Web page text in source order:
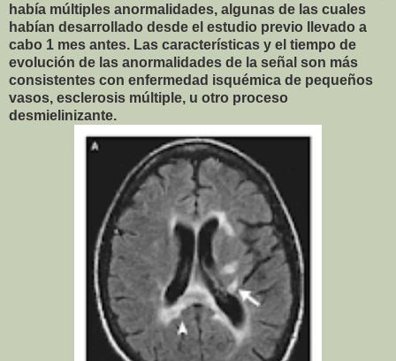
había múltiples anormalidades, algunas de las cuales
habían desarrollado desde el estudio previo llevado a
cabo 1 mes antes. Las características y el tiempo de
evolución de las anormalidades de la señal son más
consistentes con enfermedad isquémica de pequeños
vasos, esclerosis múltiple, u otro proceso
desmielinizante.